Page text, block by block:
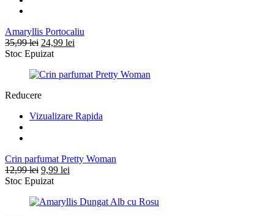
Amaryllis Portocaliu
35,99lei Prețul
inițial
fost:
24,99 lei
24,99 lei.
Stoc Epuizat
Reducere
Vizualizare Rapida
Crin parfumat Pretty Woman
12,99lei Prețul
inițial
fost:
9,99 lei
9,99 lei.
Stoc Epuizat